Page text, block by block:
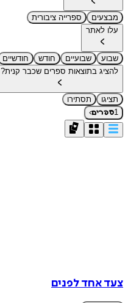
מבצעים
ספרייה ציבורית
עלו לאתר
שבוע שבועיים חודש
חודשיים
להציג בתוצאות ספרים שכבר קנית?
תציגו
תסתירו
1ספרים›
צעד אחד לפנים